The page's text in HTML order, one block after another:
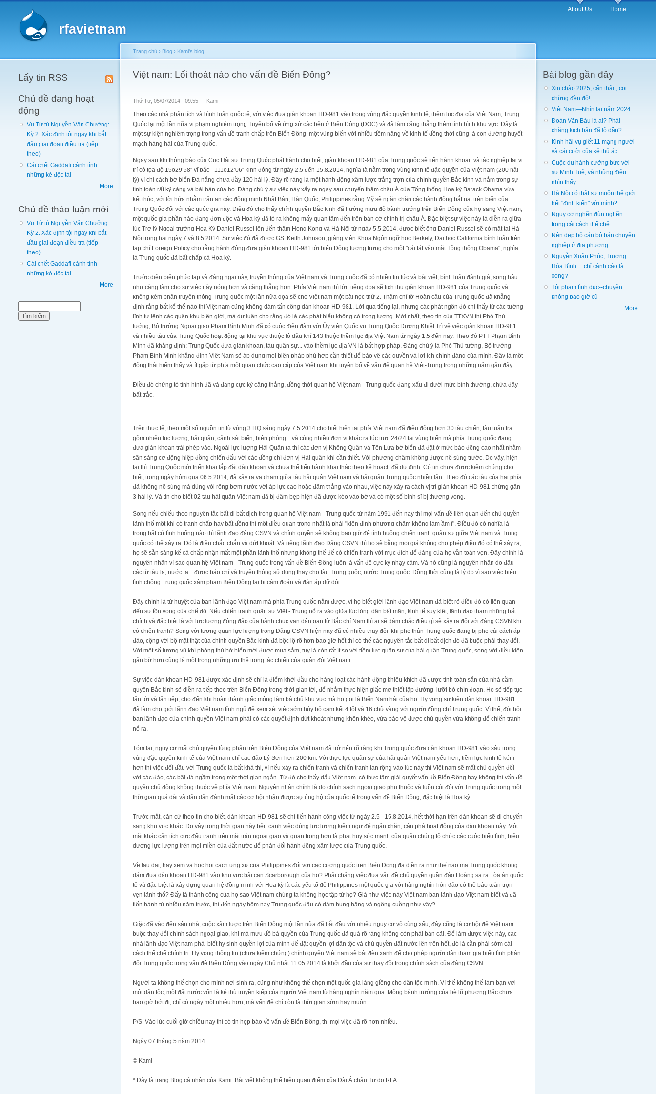
rfavietnam
About Us Home
Lấy tin RSS
Chủ đề đang hoạt
động
Vụ Tử tù Nguyễn Văn Chưởng:
Kỳ 2. Xác định tội ngay khi bắt
đầu giai đoạn điều tra (tiếp
theo)
Cái chết Gaddafi cảnh tỉnh
những kẻ độc tài
More
Chủ đề thảo luận mới
Vụ Tử tù Nguyễn Văn Chưởng:
Kỳ 2. Xác định tội ngay khi bắt
đầu giai đoạn điều tra (tiếp
theo)
Cái chết Gaddafi cảnh tỉnh
những kẻ độc tài
More
You are here
Trang chủ › Blog › Kami's blog
Việt nam: Lối thoát nào cho vấn đề Biển Đông?
Thứ Tư, 05/07/2014 - 09:55 — Kami
Theo các nhà phân tích và bình luận quốc tế, với việc đưa giàn khoan HD-981 vào trong vùng đặc quyền kinh tế, thềm lục địa của Việt Nam, Trung
Quốc lại một lần nữa vi phạm nghiêm trọng Tuyên bố về ứng xử các bên ở Biển Đông (DOC) và đã làm căng thẳng thêm tình hình khu vực. Đây là
một sự kiện nghiêm trọng trong vấn đề tranh chấp trên Biển Đông, một vùng biển với nhiều tiềm năng về kinh tế đồng thời cũng là con đường huyết
mạch hàng hải của Trung quốc.
Ngay sau khi thông báo của Cục Hải sự Trung Quốc phát hành cho biết, giàn khoan HD-981 của Trung quốc sẽ tiến hành khoan và tác nghiệp tại vị
trí có tọa độ 15o29’58” vĩ bắc - 111o12’06” kinh đông từ ngày 2.5 đến 15.8.2014, nghĩa là nằm trong vùng kinh tế đặc quyền của Việt nam (200 hải
lý) vì chỉ cách bờ biển Đà nẵng chưa đầy 120 hải lý. Đây rõ ràng là một hành động xâm lược trắng trợn của chính quyền Bắc kinh và nằm trong sự
tính toán rất kỹ càng và bài bản của họ. Đáng chú ý sự việc này xẩy ra ngay sau chuyến thăm châu Á của Tổng thống Hoa kỳ Barack Obama vừa
kết thúc, với lời hứa nhằm trấn an các đồng minh Nhật Bản, Hàn Quốc, Philippines rằng Mỹ sẽ ngăn chặn các hành động bắt nạt trên biển của
Trung Quốc đối với các quốc gia này. Điều đó cho thấy chính quyền Bắc kinh đã hướng mưu đồ bành trướng trên Biển Đông của họ sang Việt nam,
một quốc gia phần nào đang đơn độc và Hoa kỳ đã tỏ ra không mấy quan tâm đến trên bàn cờ chính trị châu Á. Đặc biệt sự việc này là diễn ra giữa
lúc Trợ lý Ngoại trưởng Hoa Kỳ Daniel Russel lên đến thăm Hong Kong và Hà Nội từ ngày 5.5.2014, được biết ông Daniel Russel sẽ có mặt tại Hà
Nội trong hai ngày 7 và 8.5.2014. Sự việc đó đã được GS. Keith Johnson, giảng viên Khoa Ngôn ngữ học Berkely, Đại học California bình luận trên
tạp chí Foreign Policy cho rằng hành động đưa giàn khoan HD-981 tới biển Đông tượng trưng cho một "cái tát vào mặt Tổng thống Obama", nghĩa
là Trung quốc đã bất chấp cả Hoa kỳ.
Trước diễn biến phức tạp và đáng ngại này, truyền thông của Việt nam và Trung quốc đã có nhiều tin tức và bài viết, bình luận đánh giá, song hầu
như càng làm cho sự việc này nóng hơn và căng thẳng hơn. Phía Việt nam thì lớn tiếng dọa sẽ tịch thu giàn khoan HD-981 của Trung quốc và
không kém phần truyền thông Trung quốc một lần nữa dọa sẽ cho Việt nam một bài học thứ 2. Thậm chí tờ Hoàn cầu của Trung quốc đã khẳng
định rằng bất kể thế nào thì Việt nam cũng không dám tấn công dàn khoan HD-981. Lời qua tiếng lại, nhưng các phát ngôn đó chỉ thấy từ các tướng
lĩnh tư lệnh các quân khu biên giới, mà dư luận cho rằng đó là các phát biểu không có trọng lượng. Mới nhất, theo tin của TTXVN thì Phó Thủ
tướng, Bộ trưởng Ngoại giao Phạm Bình Minh đã có cuộc điện đàm với Ủy viên Quốc vụ Trung Quốc Dương Khiết Trì về việc giàn khoan HD-981
và nhiều tàu của Trung Quốc hoạt động tại khu vực thuộc lô dầu khí 143 thuộc thềm lục địa Việt Nam từ ngày 1.5 đến nay. Theo đó PTT Phạm Bình
Minh đã khẳng định: Trung Quốc đưa giàn khoan, tàu quân sự... vào thềm lục địa VN là bất hợp pháp. Đáng chú ý là Phó Thủ tướng, Bộ trưởng
Phạm Bình Minh khẳng định Việt Nam sẽ áp dụng mọi biện pháp phù hợp cần thiết để bảo vệ các quyền và lợi ích chính đáng của mình. Đây là một
động thái hiếm thấy và ít gặp từ phía một quan chức cao cấp của Việt nam khi tuyên bố về vấn đề quan hệ Việt-Trung trong những năm gần đây.
Điều đó chứng tỏ tình hình đã và đang cực kỳ căng thẳng, đồng thời quan hệ Việt nam - Trung quốc đang xấu đi dưới mức bình thường, chứa đầy
bất trắc.
Trên thực tế, theo một số nguồn tin từ vùng 3 HQ sáng ngày 7.5.2014 cho biết hiện tại phía Việt nam đã điều động hơn 30 tàu chiến, tàu tuần tra
gồm nhiều lục lượng, hải quân, cảnh sát biển, biên phòng... và cùng nhiều đơn vị khác ra túc trực 24/24 tại vùng biển mà phía Trung quốc đang
đưa giàn khoan trái phép vào. Ngoài lực lượng Hải Quân ra thì các đơn vị Không Quân và Tên Lửa bờ biển đã đặt ở mức báo động cao nhất nhằm
sãn sàng cơ động hiệp đồng chiến đấu với các đồng chí đơn vị Hải quân khi cần thiết. Với phương châm không được nổ súng trước. Do vậy, hiện
tại thì Trung Quốc mới triển khai lắp đặt dàn khoan và chưa thể tiến hành khai thác theo kế hoạch đã dự định. Có tin chưa được kiểm chứng cho
biết, trong ngày hôm qua 06.5.2014, đã xảy ra va chạm giữa tàu hải quân Việt nam và hải quân Trung quốc nhiều lần. Theo đó các tàu của hai phía
đã không nổ súng mà dùng vòi rồng bơm nước với áp lực cao hoặc đâm thẳng vào nhau, việc này xảy ra cách vị trí giàn khoan HD-981 chừng gần
3 hải lý. Và tin cho biết 02 tàu hải quân Việt nam đã bị đâm bẹp hiện đã được kéo vào bờ và có một số binh sĩ bị thương vong.
Song nếu chiểu theo nguyên tắc bất di bất dịch trong quan hệ Việt nam - Trung quốc từ năm 1991 đến nay thì mọi vấn đề liên quan đến chủ quyền
lãnh thổ một khi có tranh chấp hay bất đồng thì một điều quan trọng nhất là phải "kiên định phương châm không làm ầm ĩ". Điều đó có nghĩa là
trong bất cứ tình huống nào thì lãnh đạo đảng CSVN và chính quyền sẽ không bao giờ để tình huống chiến tranh quân sự giữa Việt nam và Trung
quốc có thể xảy ra. Đó là điều chắc chắn và dứt khoát. Và riêng lãnh đạo Đảng CSVN thì họ sẽ bằng mọi giá không cho phép điều đó có thể xảy ra,
họ sẽ sẵn sàng kể cả chấp nhận mất một phần lãnh thổ nhưng không thể để có chiến tranh với mục đích để đảng của họ vẫn toàn vẹn. Đây chính là
nguyên nhân vì sao quan hệ Việt nam - Trung quốc trong vấn đề Biển Đông luôn là vấn đề cực kỳ nhạy cảm. Và nó cũng là nguyên nhân do đâu
các từ tàu lạ, nước lạ... được báo chí và truyền thông sử dụng thay cho tàu Trung quốc, nước Trung quốc. Đồng thời cũng là lý do vì sao việc biểu
tình chống Trung quốc xâm phạm Biển Đông lại bị cám đoán và đàn áp dữ dội.
Đây chính là tử huyệt của ban lãnh đạo Việt nam mà phía Trung quốc nắm được, vì họ biết giới lãnh đạo Việt nam đã biết rõ điều đó có liên quan
đến sự tồn vong của chế độ. Nếu chiến tranh quân sự Việt - Trung nổ ra vào giữa lúc lòng dân bất mãn, kinh tế suy kiệt, lãnh đạo tham nhũng bất
chính và đặc biệt là với lực lượng đông đảo của hành chục vạn dân oan từ Bắc chí Nam thì ai sẽ dám chắc điều gì sẽ xảy ra đối với đảng CSVN khi
có chiến tranh? Song với tương quan lực lượng trong Đảng CSVN hiện nay đã có nhiều thay đổi, khi phe thân Trung quốc đang bị phe cải cách áp
đảo, cộng với bộ mặt thật của chính quyền Bắc kinh đã bộc lộ rõ hơn bao giờ hết thì có thể các nguyên tắc bất di bất dịch đó đã buộc phải thay đổi.
Với một số lượng vũ khí phòng thủ bờ biển mới được mua sắm, tuy là còn rất ít so với tiềm lực quân sự của hải quân Trung quốc, song với điều kiện
gần bờ hơn cũng là một trong những ưu thế trong tác chiến của quân đội Việt nam.
Sự việc dàn khoan HD-981 được xác định sẽ chỉ là điểm khởi đầu cho hàng loạt các hành động khiêu khích đã được tính toán sẵn của nhà cầm
quyền Bắc kinh sẽ diễn ra tiếp theo trên Biển Đông trong thời gian tới, để nhằm thực hiện giấc mơ thiết lập đường lưỡi bò chín đoạn. Họ sẽ tiếp tục
lấn tới và lấn tiếp, cho đến khi hoàn thành giấc mộng làm bá chủ khu vực mà họ gọi là Biển Nam hải của họ. Hy vọng sự kiện dàn khoan HD-981
đã làm cho giới lãnh đạo Việt nam tỉnh ngủ để xem xét việc sớm hủy bỏ cam kết 4 tốt và 16 chữ vàng với người đồng chí Trung quốc. Vì thế, đòi hỏi
ban lãnh đạo của chính quyền Việt nam phải có các quyết định dứt khoát nhưng khôn khéo, vừa bảo vệ được chủ quyền vừa không để chiến tranh
nổ ra.
Tóm lại, nguy cơ mất chủ quyền từng phần trên Biển Đông của Việt nam đã trở nên rõ ràng khi Trung quốc đưa dàn khoan HD-981 vào sâu trong
vùng đặc quyền kinh tế của Việt nam chỉ các đảo Lý Sơn hơn 200 km. Với thực lực quân sự của hải quân Việt nam yếu hơn, tiềm lực kinh tế kém
hơn thì việc đối đầu với Trung quốc là bất khả thi, vì nếu xảy ra chiến tranh và chiến tranh lan rộng vào lúc này thì Việt nam sẽ mất chủ quyền đối
với các đảo, các bãi đá ngầm trong một thời gian ngắn. Từ đó cho thấy dẫu Việt nam có thực tâm giải quyết vấn đề Biển Đông hay không thì vấn đề
quyền chủ động không thuộc về phía Việt nam. Nguyên nhân chính là do chính sách ngoại giao phụ thuộc và luồn cúi đối với Trung quốc trong một
thời gian quá dài và dần dần đánh mất các cơ hội nhận được sự ủng hộ của quốc tế trong vấn đề Biển Đông, đặc biệt là Hoa kỳ.
Trước mắt, căn cứ theo tin cho biết, dàn khoan HD-981 sẽ chỉ tiến hành công việc từ ngày 2.5 - 15.8.2014, hết thời hạn trên dàn khoan sẽ di chuyển
sang khu vực khác. Do vậy trong thời gian này bên cạnh việc dùng lực lượng kiểm ngư để ngăn chặn, cản phá hoạt động của dàn khoan này. Một
mặt khác cần tích cực đấu tranh trên mặt trận ngoại giao và quan trọng hơn là phát huy sức mạnh của quần chúng tổ chức các cuộc biểu tình, biểu
dương lực lượng trên mọi miền của đất nước để phản đối hành động xâm lược của Trung quốc.
Về lâu dài, hãy xem và học hỏi cách ứng xử của Philippines đối với các cường quốc trên Biển Đông đã diễn ra như thế nào mà Trung quốc không
dám đưa dàn khoan HD-981 vào khu vực bãi cạn Scarborough của họ? Phải chăng việc đưa vấn đề chủ quyền quần đảo Hoàng sa ra Tòa án quốc
tế và đặc biệt là xây dựng quan hệ đồng minh với Hoa kỳ là các yếu tố để Philippines một quốc gia với hàng nghìn hòn đảo có thể bảo toàn trọn
vẹn lãnh thổ? Đấy là thành công của họ sao Việt nam chúng ta không học tập từ họ? Giá như việc này Việt nam ban lãnh đạo Việt nam biết và đã
tiến hành từ nhiều năm trước, thì đến ngày hôm nay Trung quốc đâu có dám hung hăng và ngông cuồng như vậy?
Giặc đã vào đến sân nhà, cuộc xâm lược trên Biển Đông một lần nữa đã bắt đầu với nhiều nguy cơ vô cùng xấu, đây cũng là cơ hội để Việt nam
buộc thay đổi chính sách ngoại giao, khi mà mưu đồ bá quyền của Trung quốc đã quá rõ ràng không còn phải bàn cãi. Để làm được việc này, các
nhà lãnh đạo Việt nam phải biết hy sinh quyền lợi của mình để đặt quyền lợi dân tộc và chủ quyền đất nước lên trên hết, đó là cần phải sớm cái
cách thể chế chính trị. Hy vọng thông tin (chưa kiểm chứng) chính quyền Việt nam sẽ bật đèn xanh để cho phép người dân tham gia biểu tình phản
đối Trung quốc trong vấn đề Biển Đông vào ngày Chủ nhật 11.05.2014 là khởi đầu của sự thay đổi trong chính sách của đảng CSVN.
Người ta không thể chọn cho mình nơi sinh ra, cũng như không thể chọn một quốc gia láng giềng cho dân tộc mình. Vì thế không thể làm bạn với
một dân tộc, một đất nước vốn là kẻ thù truyền kiếp của người Việt nam từ hàng nghìn năm qua. Mộng bành trướng của bè lũ phương Bắc chưa
bao giờ bớt đi, chỉ có ngày một nhiều hơn, mà vấn đề chỉ còn là thời gian sớm hay muộn.
P/S: Vào lúc cuối giờ chiều nay thì có tin họp báo về vấn đề Biển Đông, thì mọi việc đã rõ hơn nhiều.
Ngày 07 tháng 5 năm 2014
© Kami
* Đây là trang Blog cá nhân của Kami. Bài viết không thể hiện quan điểm của Đài Á châu Tự do RFA
Bài blog gần đây
Xin chào 2025, cẩn thận, coi
chừng đèn đỏ!
Việt Nam—Nhìn lại năm 2024.
Đoàn Văn Báu là ai? Phải
chăng kịch bản đã lộ dần?
Kinh hãi vụ giết 11 mạng người
và cái cười của kẻ thủ ác
Cuộc du hành cưỡng bức với
sư Minh Tuệ, và những điều
nhìn thấy
Hà Nội có thật sự muốn thế giới
hết "định kiến" với mình?
Nguy cơ nghẽn đùn nghẽn
trong cải cách thể chế
Nên dẹp bỏ cán bộ bán chuyên
nghiệp ở địa phương
Nguyễn Xuân Phúc, Trương
Hòa Bình… chỉ cảnh cáo là
xong?
Tội phạm tình dục--chuyện
không bao giờ cũ
More